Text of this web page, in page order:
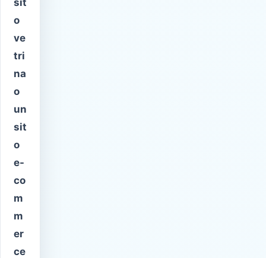
o
ve
tri
na
o
un
sit
o
e-
co
m
m
er
ce